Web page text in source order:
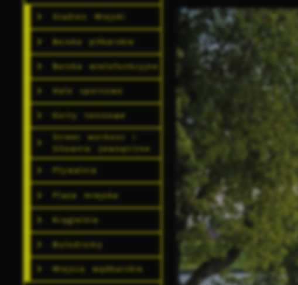
Stadion Miejski
Boiska piłkarskie
Boiska wielofunkcyjne
Hale sportowe
Korty tenisowe
Street workout i
Siłownie zewnętrzne
Pływalnia
Plaża miejska
Kręgielnie
Bulodromy
Miejsca wędkarskie